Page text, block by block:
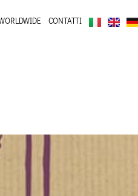
CONTATTI